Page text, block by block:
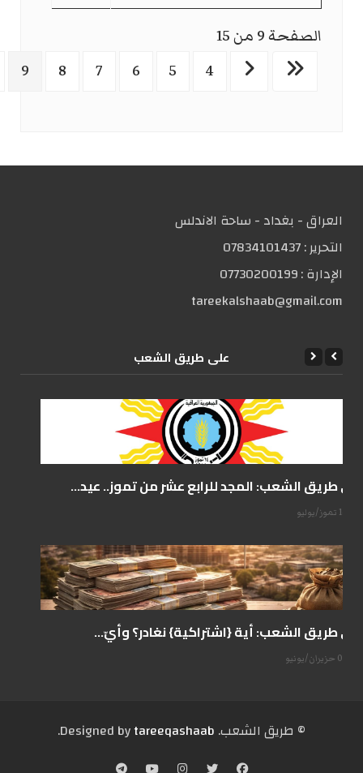
الصفحة 9 من 15
4
5
6
7
8
9
العراق - بغداد - ساحة الاندلس
التحریر :07834101437
الإدارة :07730200199
tareekalshaab@gmail.com
علی طریق الشعب
على طريق الشعب: المجد للرابع عشر من تموز.. عيد...
14 تموز/يوليو
على طريق الشعب: أية {اشتراكية} نغادر؟ وأيّ...
07 حزيران/يونيو
© طریق الشعب. Designed by tareeqashaab
.